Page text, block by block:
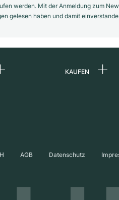
werden. Mit der Anmeldung zum
gelesen haben und damit
KAUFEN
AGB Datenschutz